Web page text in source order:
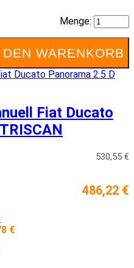
Menge:
DEN WARENKORB
Fiat Ducato
530,55 €
486,22 €
€